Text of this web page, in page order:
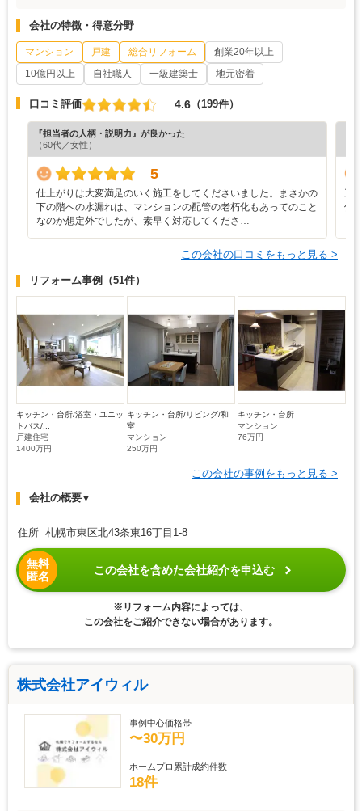
会社の特徴・得意分野
マンション 戸建 総合リフォーム
創業20年以上
10億円以上
自社職人 一級建築士 地元密着
口コミ評価 4.6 （199件）
『担当者の人柄・説明力』が良かった
（60代／女性）
5
仕上がりは大変満足のいく施工をしてくださいました。まさかの
下の階への水漏れは、マンションの配管の老朽化もあってのこと
なのか想定外でしたが、素早く対応してくださ…
工
伝
この会社の口コミをもっと見る >
リフォーム事例 （51件）
キッチン・台所/浴室・ユニッ
トバス/...
戸建住宅
1400万円
キッチン・台所/リビング/和
室
マンション
250万円
キッチン・台所
マンション
76万円
この会社の事例をもっと見る >
会社の概要▼
住所 札幌市東区北43条東16丁目1-8
無料
匿名
この会社を含めた会社紹介を申込む
※リフォーム内容によっては、
この会社をご紹介できない場合があります。
株式会社アイウィル
事例中心価格帯
〜30万円
ホームプロ累計成約件数
18件